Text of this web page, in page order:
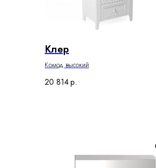
Клер
Комод высокий
20 814р.